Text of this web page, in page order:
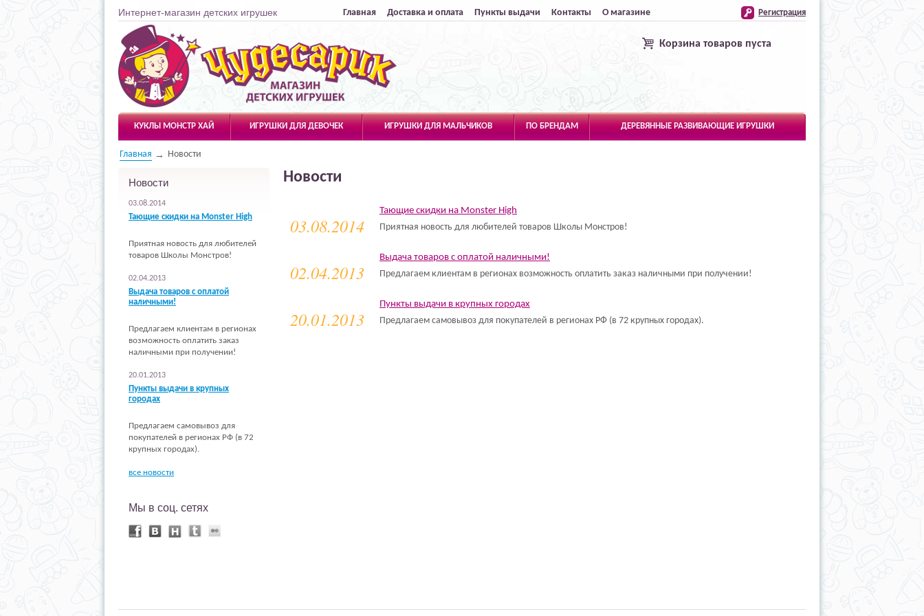
Интернет-магазин детских игрушек Главная Доставка и оплата Пункты выдачи Контакты О магазине Регистрация
Чудесарик
Корзина товаров пуста
КУКЛЫ МОНСТР ХАЙ ИГРУШКИ ДЛЯ ДЕВОЧЕК ИГРУШКИ ДЛЯ МАЛЬЧИКОВ ПО БРЕНДАМ ДЕРЕВЯННЫЕ РАЗВИВАЮЩИЕ ИГРУШКИ
Главная Новости
Новости
03.08.2014
Тающие скидки на Monster High
Приятная новость для любителей
товаров Школы Монстров!
02.04.2013
Выдача товаров с оплатой
наличными!
Предлагаем клиентам в регионах
возможность оплатить заказ
наличными при получении!
20.01.2013
Пункты выдачи в крупных
городах
Предлагаем самовывоз для
покупателей в регионах РФ (в 72
крупных городах).
все новости
Мы в соц. сетях
Новости
03.08.2014
Тающие скидки на Monster High
Приятная новость для любителей товаров Школы Монстров!
02.04.2013
Выдача товаров с оплатой наличными!
Предлагаем клиентам в регионах возможность оплатить заказ наличными при получении!
20.01.2013
Пункты выдачи в крупных городах
Предлагаем самовывоз для покупателей в регионах РФ (в 72 крупных городах).